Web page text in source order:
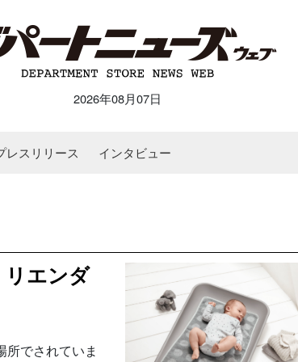
2026年08月07日
レスリリース インタビュー
エンダ
でされていま